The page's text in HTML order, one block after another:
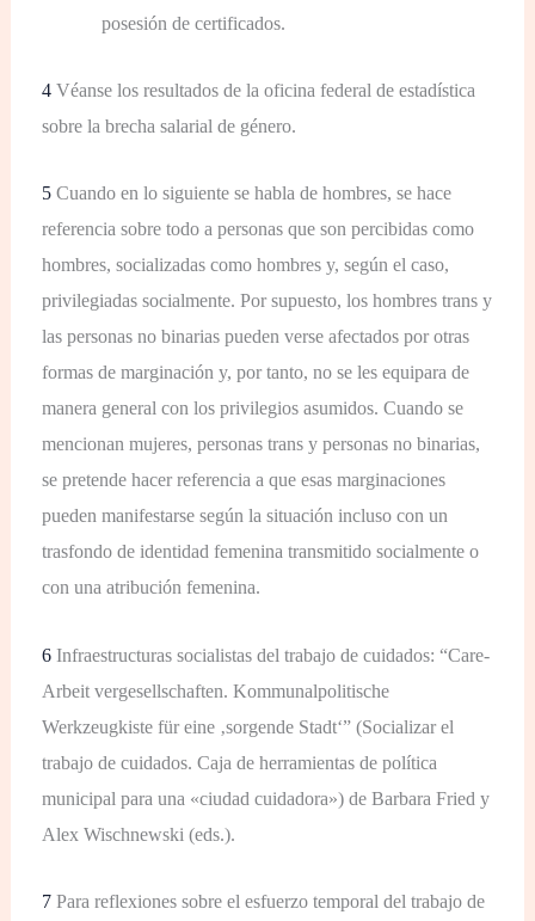
posesión de certificados.
4 Véanse los resultados de la oficina federal de estadística
sobre la brecha salarial de género.
5 Cuando en lo siguiente se habla de hombres, se hace
referencia sobre todo a personas que son percibidas como
hombres, socializadas como hombres y, según el caso,
privilegiadas socialmente. Por supuesto, los hombres trans y
las personas no binarias pueden verse afectados por otras
formas de marginación y, por tanto, no se les equipara de
manera general con los privilegios asumidos. Cuando se
mencionan mujeres, personas trans y personas no binarias,
se pretende hacer referencia a que esas marginaciones
pueden manifestarse según la situación incluso con un
trasfondo de identidad femenina transmitido socialmente o
con una atribución femenina.
6 Infraestructuras socialistas del trabajo de cuidados: “Care-
Arbeit vergesellschaften. Kommunalpolitische
Werkzeugkiste für eine ‚sorgende Stadt‘” (Socializar el
trabajo de cuidados. Caja de herramientas de política
municipal para una «ciudad cuidadora») de Barbara Fried y
Alex Wischnewski (eds.).
7 Para reflexiones sobre el esfuerzo temporal del trabajo de